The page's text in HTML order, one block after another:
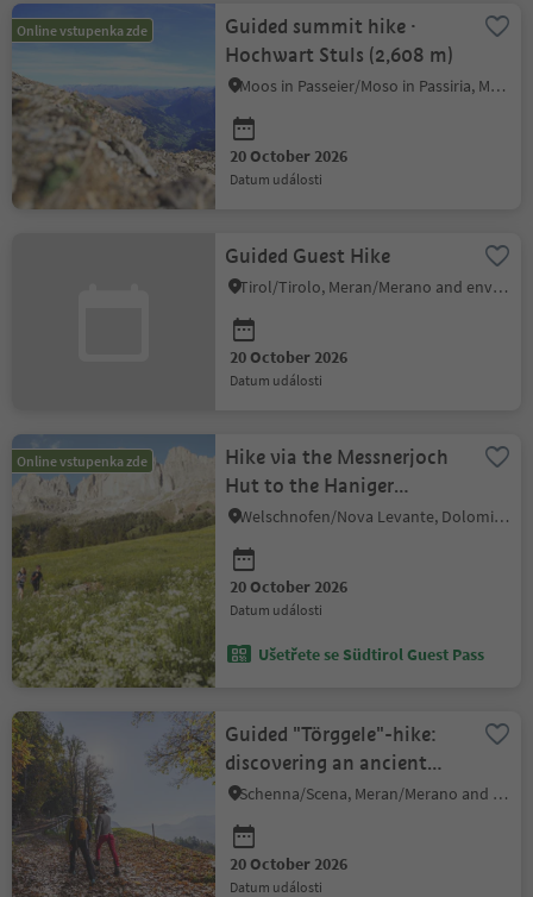
Online vstupenka zde
Guided summit hike ·
Hochwart Stuls (2,608 m)
Moos in Passeier/Moso in Passiria, Meran/Merano and environs
20 October 2026
datum události
Guided Guest Hike
Tirol/Tirolo, Meran/Merano and environs
20 October 2026
datum události
Online vstupenka zde
Hike via the Messnerjoch
Hut to the Haniger
Schwaige Hut
Welschnofen/Nova Levante, Dolomites Region Eggental
20 October 2026
datum události
Ušetřete se Südtirol Guest Pass
Guided "Törggele"-hike:
discovering an ancient
South Tyrolean tradition
Schenna/Scena, Meran/Merano and environs
20 October 2026
datum události